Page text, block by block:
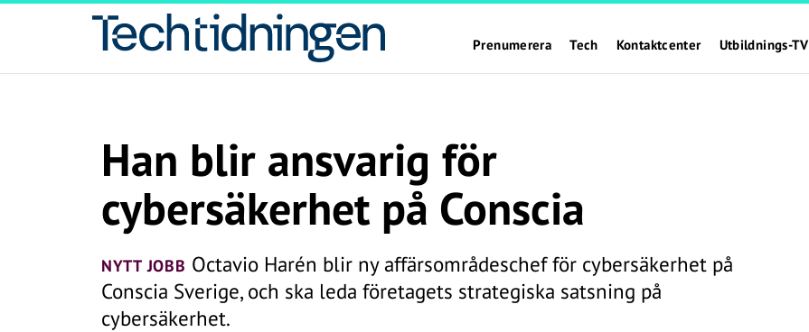
Prenumerera Tech Kontaktcenter Utbildnings-TV
Han blir ansvarig för
cybersäkerhet på Conscia
NYTT JOBB Octavio Harén blir ny affärsområdeschef för cybersäkerhet på
Conscia Sverige, och ska leda företagets strategiska satsning på
cybersäkerhet.